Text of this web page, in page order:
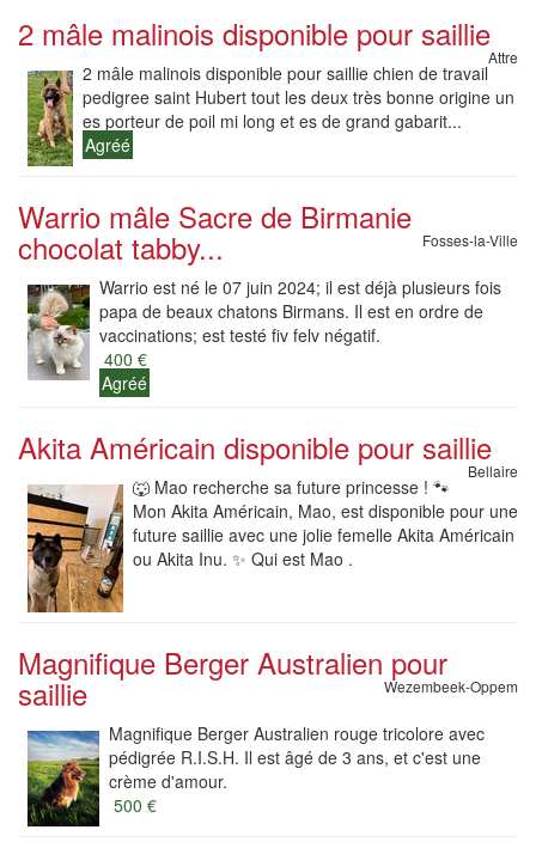
2 mâle malinois disponible pour saillie
Attre
2 mâle malinois disponible pour saillie chien de travail
pedigree saint Hubert tout les deux très bonne origine un
es porteur de poil mi long et es de grand gabarit...
Agréé
Warrio mâle Sacre de Birmanie
chocolat tabby... Fosses-la-Ville
Warrio est né le 07 juin 2024; il est déjà plusieurs fois
papa de beaux chatons Birmans. Il est en ordre de
vaccinations; est testé fiv felv négatif.
400 €
Agréé
Akita Américain disponible pour saillie
Bellaire
🐺 Mao recherche sa future princesse ! 🐾
Mon Akita Américain, Mao, est disponible pour une
future saillie avec une jolie femelle Akita Américain
ou Akita Inu. ✨ Qui est Mao .
Magnifique Berger Australien pour
saillie Wezembeek-Oppem
Magnifique Berger Australien rouge tricolore avec
pédigrée R.I.S.H. Il est âgé de 3 ans, et c'est une
crème d'amour.
500 €